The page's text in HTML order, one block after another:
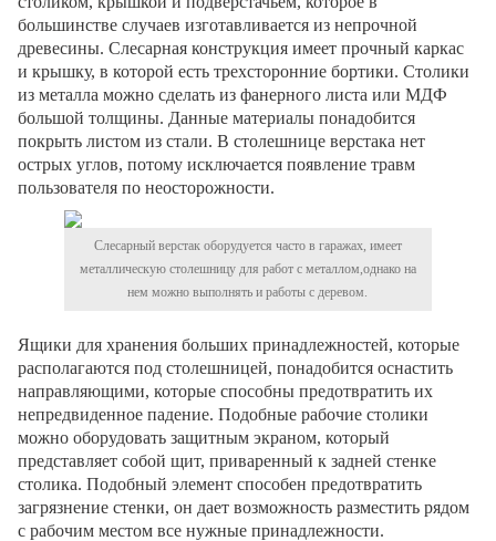
большинстве случаев изготавливается из непрочной
древесины. Слесарная конструкция имеет прочный каркас
и крышку, в которой есть трехсторонние бортики. Столики
из металла можно сделать из фанерного листа или МДФ
большой толщины. Данные материалы понадобится
покрыть листом из стали. В столешнице верстака нет
острых углов, потому исключается появление травм
пользователя по неосторожности.
Слесарный верстак оборудуется часто в гаражах, имеет
металлическую столешницу для работ с металлом,однако на
нем можно выполнять и работы с деревом.
Ящики для хранения больших принадлежностей, которые
располагаются под столешницей, понадобится оснастить
направляющими, которые способны предотвратить их
непредвиденное падение. Подобные рабочие столики
можно оборудовать защитным экраном, который
представляет собой щит, приваренный к задней стенке
столика. Подобный элемент способен предотвратить
загрязнение стенки, он дает возможность разместить рядом
с рабочим местом все нужные принадлежности.